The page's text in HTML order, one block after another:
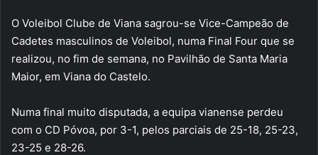
O Voleibol Clube de Viana sagrou-se Vice-Campeão de
Cadetes masculinos de Voleibol, numa Final Four que se
realizou, no fim de semana, no Pavilhão de Santa Maria
Maior, em Viana do Castelo.
Numa final muito disputada, a equipa vianense perdeu
com o CD Póvoa, por 3-1, pelos parciais de 25-18, 25-23,
23-25 e 28-26.